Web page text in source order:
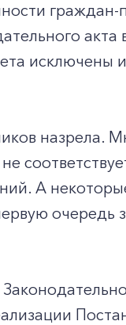
исключены
назрела.
А
очередь